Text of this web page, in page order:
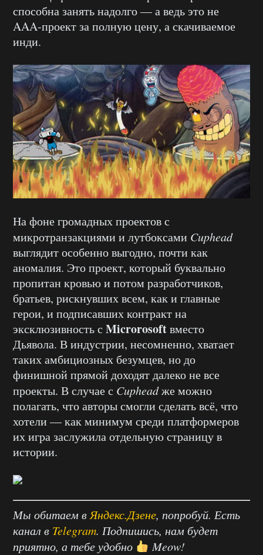
способна занять надолго — а ведь это не
AAA-проект за полную цену, а скачиваемое
инди.
На фоне громадных проектов с
микротранзакциями и лутбоксами Cuphead
выглядит особенно выгодно, почти как
аномалия. Это проект, который буквально
пропитан кровью и потом разработчиков,
братьев, рискнувших всем, как и главные
герои, и подписавших контракт на
эксклюзивность с Microrosoftвместо
Дьявола. В индустрии, несомненно, хватает
таких амбициозных безумцев, но до
финишной прямой доходят далеко не все
проекты. В случае с Cupheadже можно
полагать, что авторы смогли сделать всё, что
хотели — как минимум среди платформеров
их игра заслужила отдельную страницу в
истории.
Мы обитаем вЯндекс.Дзене, попробуй. Есть
канал в Telegram. Подпишись, нам будет
приятно, а тебе удобно
Meow!